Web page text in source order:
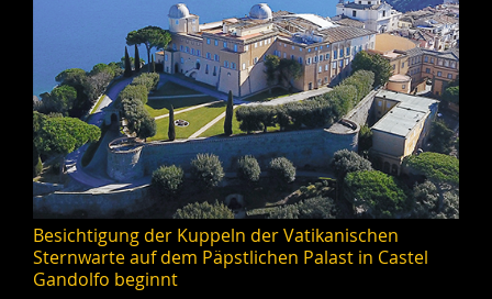
Besichtigung der Kuppeln der Vatikanischen
Sternwarte auf dem Päpstlichen Palast in Castel
Gandolfo beginnt